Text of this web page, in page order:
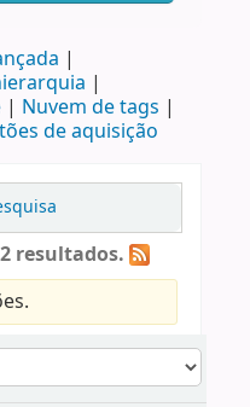
Nuvem de tags
de aquisição
resultados.